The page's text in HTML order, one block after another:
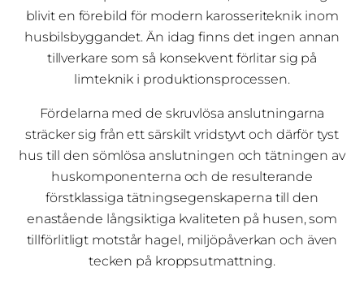
blivit en förebild för modern karosseriteknik inom
husbilsbyggandet. Än idag finns det ingen annan
tillverkare som så konsekvent förlitar sig på
limteknik i produktionsprocessen.
Fördelarna med de skruvlösa anslutningarna
sträcker sig från ett särskilt vridstyvt och därför tyst
hus till den sömlösa anslutningen och tätningen av
huskomponenterna och de resulterande
förstklassiga tätningsegenskaperna till den
enastående långsiktiga kvaliteten på husen, som
tillförlitligt motstår hagel, miljöpåverkan och även
tecken på kroppsutmattning.